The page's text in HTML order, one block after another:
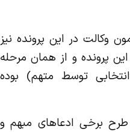
وکالت در این پرونده نیز
پرونده و از همان مرحله
توسط متهم) بوده
برخی ادعا‌های مبهم و